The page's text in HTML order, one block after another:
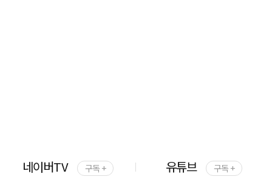
네이버TV 구독 + 유튜브 구독 +